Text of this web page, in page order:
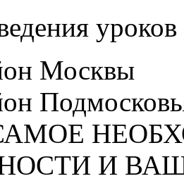
уроков
Москвы
И